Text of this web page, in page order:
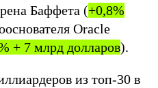
Баффета (+0,8%
Oracle
+ 7 млрд долларов).
из топ-30 в